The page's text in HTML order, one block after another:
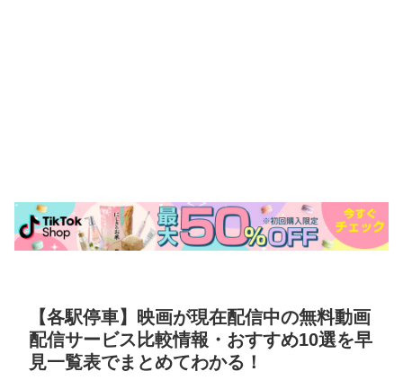
【各駅停車】映画が現在配信中の無料動画
配信サービス比較情報・おすすめ10選を早
見一覧表でまとめてわかる！